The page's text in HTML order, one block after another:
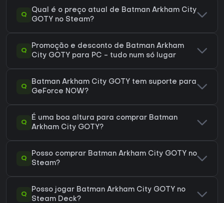
Q
Qual é o preço atual de Batman Arkham City
GOTY no Steam?
Q
Promoção e desconto de Batman Arkham
City GOTY para PC - tudo num só lugar
Q
Batman Arkham City GOTY tem suporte para
GeForce NOW?
Q
É uma boa altura para comprar Batman
Arkham City GOTY?
Q
Posso comprar Batman Arkham City GOTY no
Steam?
Q
Posso jogar Batman Arkham City GOTY no
Steam Deck?